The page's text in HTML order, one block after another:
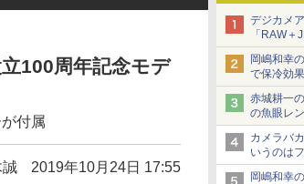
デジカメ
「RAW
カメラデ
「Filmator
岡嶋和幸
で保冷効
Watch
赤城耕一
の魚眼レ
サーズへ
カメラバ
いうのは
岡嶋和幸
100周年記念モデ
付属
誠 2019年10月24日 17:55